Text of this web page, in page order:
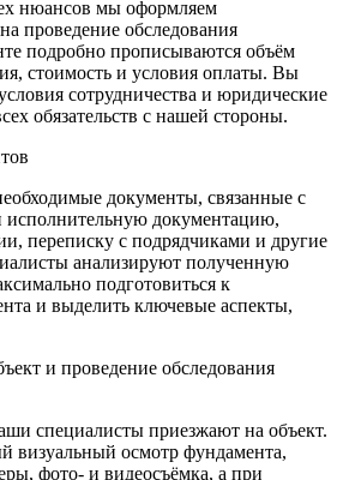
нюансов мы оформляем
проведение обследования
подробно прописываются объём
стоимость и условия оплаты. Вы
сотрудничества и юридические
обязательств с нашей стороны.
документы, связанные с
исполнительную документацию,
переписку с подрядчиками и другие
анализируют полученную
подготовиться к
и выделить ключевые аспекты,
и проведение обследования
специалисты приезжают на объект.
визуальный осмотр фундамента,
фото- и видеосъёмка, а при